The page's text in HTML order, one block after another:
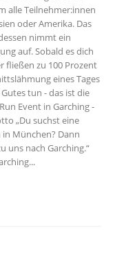
alle Teilnehmer:innen
oder Amerika. Das
nimmt ein
auf. Sobald es dich
fließen zu 100 Prozent
eines Tages
tun - das ist die
Event in Garching -
„Du suchst eine
München? Dann
uns nach Garching.“